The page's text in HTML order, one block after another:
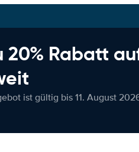
20% Rabatt
ist gültig bis 11. August